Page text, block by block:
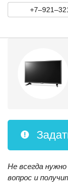
Не всегда
вопрос и